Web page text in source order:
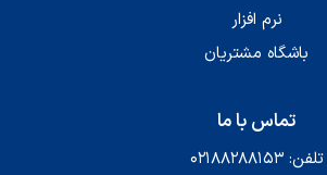
نرم افزار
باشگاه مشتریان
تماس با ما
تلفن: ۰۲۱۸۸۲۸۸۱۵۳